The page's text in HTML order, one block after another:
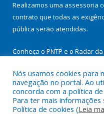
Realizamos uma assessoria
contrato que todas as
pública serão atendidas.
Conheça o PNTP e o Radar
Todos os direitos
Nós usamos cookies para
navegação no portal. Ao
concorda com a política
Para ter mais
Política de cookies (Leia